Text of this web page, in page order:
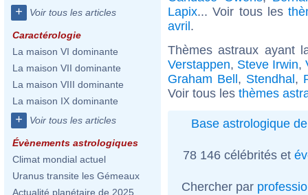
+ Voir tous les articles
Caractérologie
La maison VI dominante
La maison VII dominante
La maison VIII dominante
La maison IX dominante
+ Voir tous les articles
Évènements astrologiques
Climat mondial actuel
Uranus transite les Gémeaux
Actualité planétaire de 2025
Lapix... Voir tous les
avril.
Thèmes astraux ayant
Verstappen, Steve Irwin,
Graham Bell, Stendhal,
Voir tous les thèmes
Base astrologique
78 146 célébrités et
Chercher par